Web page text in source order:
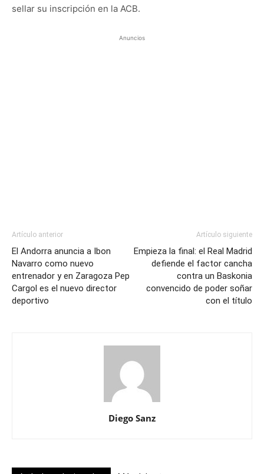
sellar su inscripción en la ACB.
Anuncios
Artículo anterior
El Andorra anuncia a Ibon
Navarro como nuevo
entrenador y en Zaragoza Pep
Cargol es el nuevo director
deportivo
Artículo siguiente
Empieza la final: el Real Madrid
defiende el factor cancha
contra un Baskonia
convencido de poder soñar
con el título
Diego Sanz